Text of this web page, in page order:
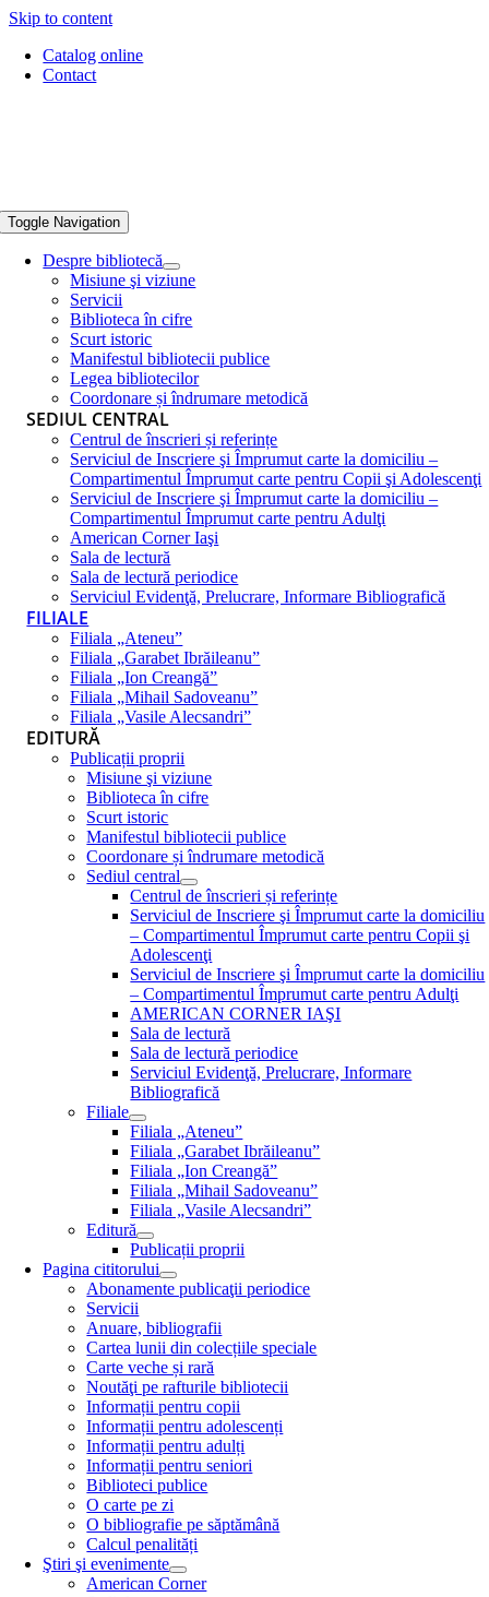
Skip to content
Catalog online
Contact
Toggle Navigation
Despre bibliotecă
Misiune şi viziune
Servicii
Biblioteca în cifre
Scurt istoric
Manifestul bibliotecii publice
Legea bibliotecilor
Coordonare și îndrumare metodică
SEDIUL CENTRAL
Centrul de înscrieri și referințe
Serviciul de Inscriere şi Împrumut carte la domiciliu –
Compartimentul Împrumut carte pentru Copii şi Adolescenţi
Serviciul de Inscriere şi Împrumut carte la domiciliu –
Compartimentul Împrumut carte pentru Adulţi
American Corner Iaşi
Sala de lectură
Sala de lectură periodice
Serviciul Evidenţă, Prelucrare, Informare Bibliografică
FILIALE
Filiala „Ateneu”
Filiala „Garabet Ibrăileanu”
Filiala „Ion Creangă”
Filiala „Mihail Sadoveanu”
Filiala „Vasile Alecsandri”
EDITURĂ
Publicații proprii
Misiune şi viziune
Biblioteca în cifre
Scurt istoric
Manifestul bibliotecii publice
Coordonare și îndrumare metodică
Sediul central
Centrul de înscrieri și referințe
Serviciul de Inscriere şi Împrumut carte la domiciliu
– Compartimentul Împrumut carte pentru Copii şi
Adolescenţi
Serviciul de Inscriere şi Împrumut carte la domiciliu
– Compartimentul Împrumut carte pentru Adulţi
AMERICAN CORNER IAŞI
Sala de lectură
Sala de lectură periodice
Serviciul Evidenţă, Prelucrare, Informare
Bibliografică
Filiale
Filiala „Ateneu”
Filiala „Garabet Ibrăileanu”
Filiala „Ion Creangă”
Filiala „Mihail Sadoveanu”
Filiala „Vasile Alecsandri”
Editură
Publicații proprii
Pagina cititorului
Abonamente publicaţii periodice
Servicii
Anuare, bibliografii
Cartea lunii din colecțiile speciale
Carte veche și rară
Noutăţi pe rafturile bibliotecii
Informații pentru copii
Informații pentru adolescenți
Informații pentru adulți
Informații pentru seniori
Biblioteci publice
O carte pe zi
O bibliografie pe săptămână
Calcul penalități
Ştiri şi evenimente
American Corner